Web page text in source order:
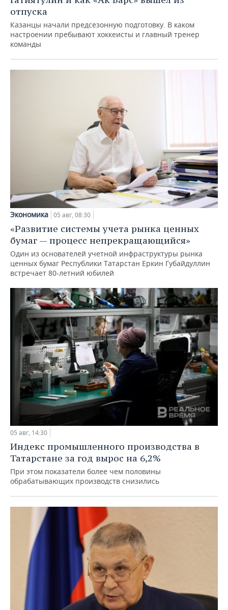
отпуска
Казанцы начали предсезонную подготовку. В каком
настроении пребывают хоккеисты и главный тренер
команды
Экономика 05 авг, 08:30
«Развитие системы учета рынка ценных
бумаг — процесс непрекращающийся»
Один из основателей учетной инфраструктуры рынка
ценных бумаг Республики Татарстан Еркин Губайдуллин
встречает 80-летний юбилей
05 авг, 14:30
Индекс промышленного производства в
Татарстане за год вырос на 6,2%
При этом показатели более чем половины
обрабатывающих производств снизились